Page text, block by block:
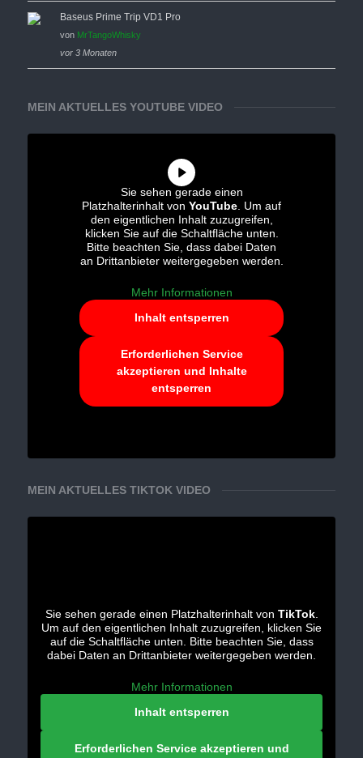
Baseus Prime Trip VD1 Pro
von MrTangoWhisky
vor 3 Monaten
MEIN AKTUELLES YOUTUBE VIDEO
Sie sehen gerade einen
Platzhalterinhalt von YouTube . Um auf
den eigentlichen Inhalt zuzugreifen,
klicken Sie auf die Schaltfläche unten.
Bitte beachten Sie, dass dabei Daten
an Drittanbieter weitergegeben werden.
Mehr Informationen
Inhalt entsperren
Erforderlichen Service
akzeptieren und Inhalte
entsperren
MEIN AKTUELLES TIKTOK VIDEO
Sie sehen gerade einen Platzhalterinhalt von TikTok.
Um auf den eigentlichen Inhalt zuzugreifen, klicken Sie
auf die Schaltfläche unten. Bitte beachten Sie, dass
dabei Daten an Drittanbieter weitergegeben werden.
Mehr Informationen
Inhalt entsperren
Erforderlichen Service akzeptieren und